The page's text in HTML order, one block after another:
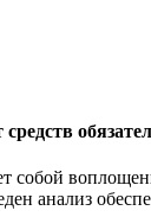
собой
анализ